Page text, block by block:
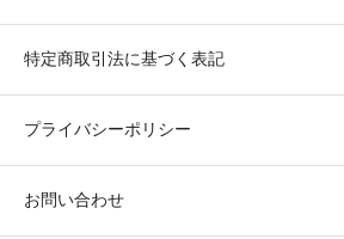
特定商取引法に基づく表記
プライバシーポリシー
お問い合わせ